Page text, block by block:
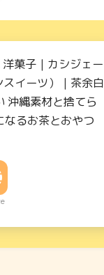
菓子｜カシジェー
イーツ）｜茶余白
沖縄素材と捨てら
なるお茶とおやつ